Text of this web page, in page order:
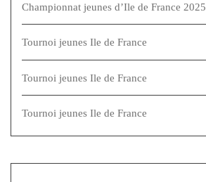
Championnat jeunes d’Ile de France 2025
Tournoi jeunes Ile de France
Tournoi jeunes Ile de France
Tournoi jeunes Ile de France